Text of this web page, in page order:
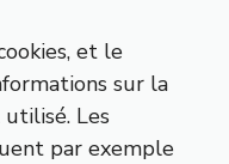
et le
sur la
Les
par exemple